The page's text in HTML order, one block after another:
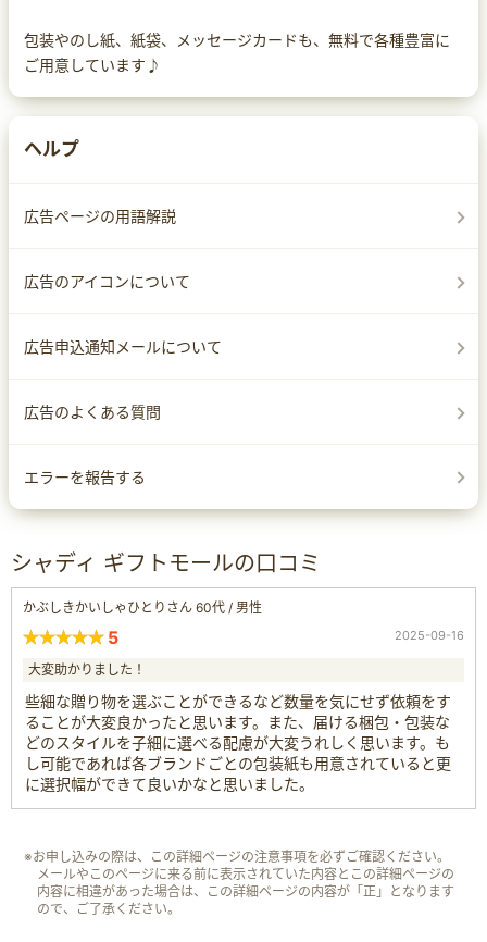
包装やのし紙、紙袋、メッセージカードも、無料で各種豊富に
ご用意しています♪
ヘルプ
広告ページの用語解説
広告のアイコンについて
広告申込通知メールについて
広告のよくある質問
エラーを報告する
シャディ ギフトモールの口コミ
かぶしきかいしゃひとりさん 60代 / 男性
5 2025-09-16
大変助かりました！
些細な贈り物を選ぶことができるなど数量を気にせず依頼をす
ることが大変良かったと思います。また、届ける梱包・包装な
どのスタイルを子細に選べる配慮が大変うれしく思います。も
し可能であれば各ブランドごとの包装紙も用意されていると更
に選択幅ができて良いかなと思いました。
※お申し込みの際は、この詳細ページの注意事項を必ずご確認ください。
メールやこのページに来る前に表示されていた内容とこの詳細ページの
内容に相違があった場合は、この詳細ページの内容が「正」となります
ので、ご了承ください。